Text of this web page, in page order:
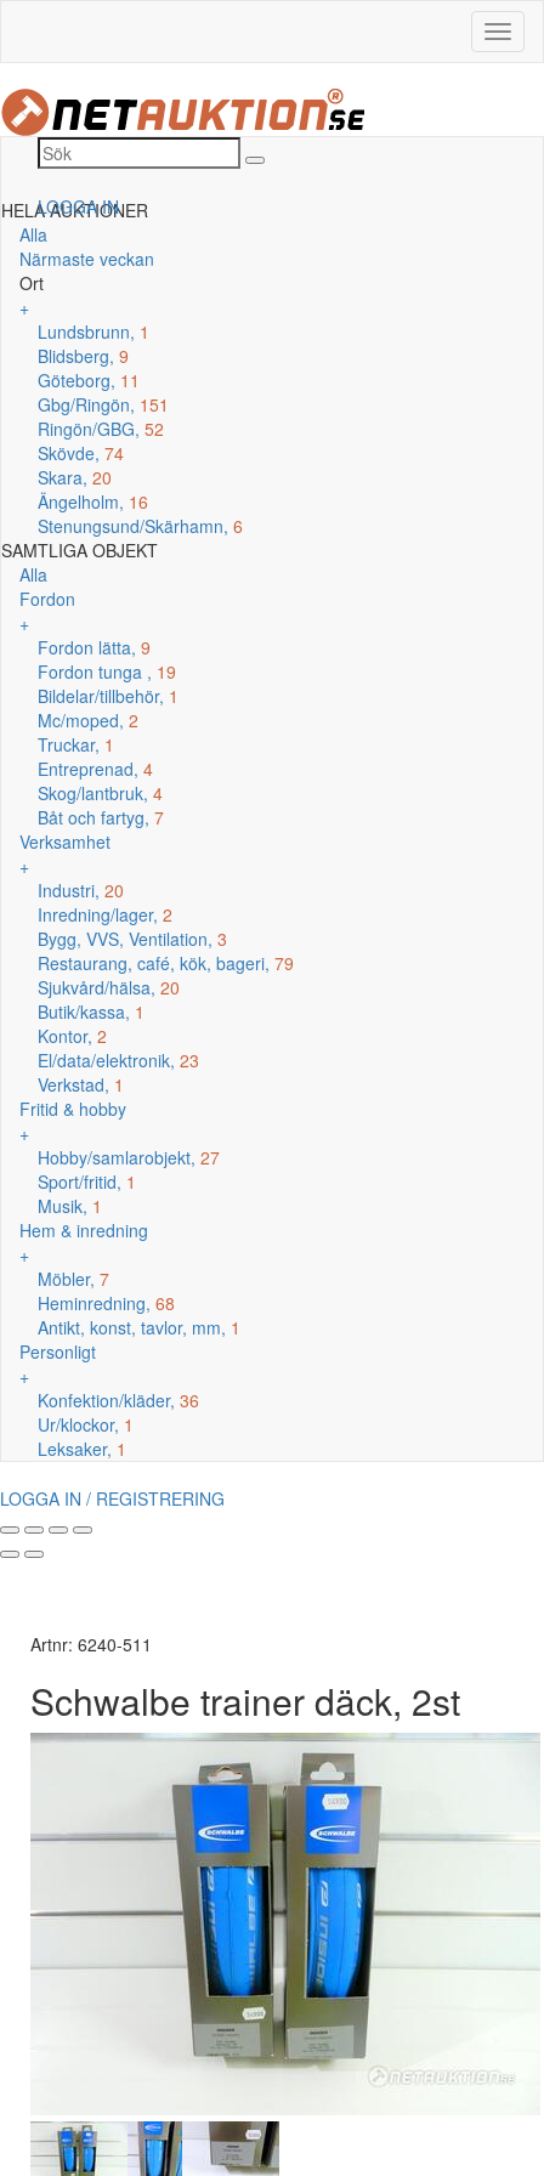
LOGGA IN
HELA AUKTIONER
Alla
Närmaste veckan
Ort
+
Lundsbrunn, 1
Blidsberg, 9
Göteborg, 11
Gbg/Ringön, 151
Ringön/GBG, 52
Skövde, 74
Skara, 20
Ängelholm, 16
Stenungsund/Skärhamn, 6
SAMTLIGA OBJEKT
Alla
Fordon
+
Fordon lätta, 9
Fordon tunga , 19
Bildelar/tillbehör, 1
Mc/moped, 2
Truckar, 1
Entreprenad, 4
Skog/lantbruk, 4
Båt och fartyg, 7
Verksamhet
+
Industri, 20
Inredning/lager, 2
Bygg, VVS, Ventilation, 3
Restaurang, café, kök, bageri, 79
Sjukvård/hälsa, 20
Butik/kassa, 1
Kontor, 2
El/data/elektronik, 23
Verkstad, 1
Fritid & hobby
+
Hobby/samlarobjekt, 27
Sport/fritid, 1
Musik, 1
Hem & inredning
+
Möbler, 7
Heminredning, 68
Antikt, konst, tavlor, mm, 1
Personligt
+
Konfektion/kläder, 36
Ur/klockor, 1
Leksaker, 1
LOGGA IN / REGISTRERING
Artnr: 6240-511
Schwalbe trainer däck, 2st